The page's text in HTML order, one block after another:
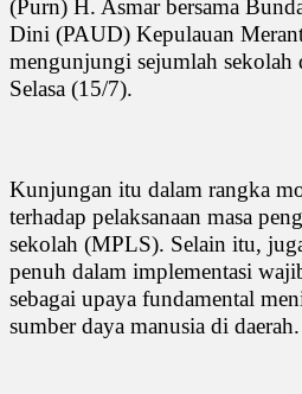
(Purn) H. Asmar bersama
Dini (PAUD) Kepulauan
mengunjungi sejumlah sekolah
Selasa (15/7).
Kunjungan itu dalam rangka
terhadap pelaksanaan masa
sekolah (MPLS). Selain itu,
penuh dalam implementasi
sebagai upaya fundamental
sumber daya manusia di daerah.